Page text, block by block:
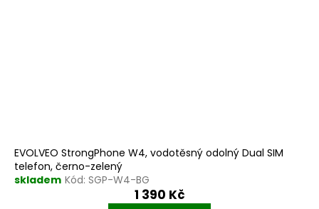
EVOLVEO StrongPhone W4, vodotěsný odolný Dual SIM
telefon, černo-zelený
skladem Kód: SGP-W4-BG
1 390 Kč